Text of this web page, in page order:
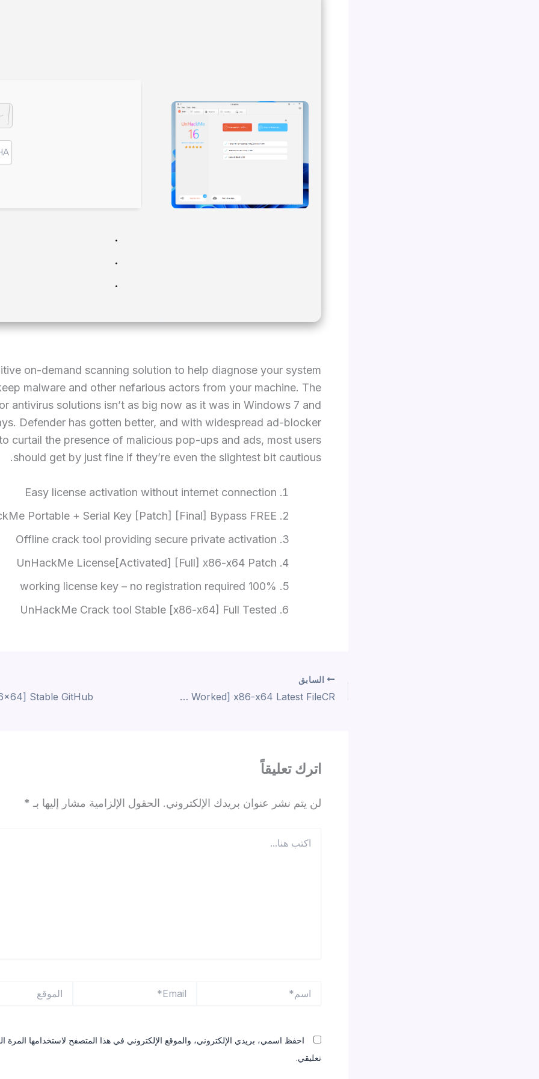
on-demand scanning solution to help diagnose your system
malware and other nefarious actors from your machine. The
antivirus solutions isn’t as big now as it was in Windows 7 and
Defender has gotten better, and with widespread ad-blocker
curtail the presence of malicious pop-ups and ads, most users
should get by just fine if they’re even the slightest bit cautious.
Easy license activation without internet connection
Portable + Serial Key [Patch] [Final] Bypass FREE
Offline crack tool providing secure private activation
UnHackMe License[Activated] [Full] x86-x64 Patch
100% working license key – no registration required
UnHackMe Crack tool Stable [x86-x64] Full Tested
السابق
Microsoft Word Pre-Activated [100% Worked] x86-x64 Latest FileCR
اترك تعليقاً
لن يتم نشر عنوان بريدك الإلكتروني. الحقول الإلزامية مشار إليها بـ *
هنا...
احفظ اسمي، بريدي الإلكتروني، والموقع الإلكتروني في هذا المتصفح لاستخدامها المرة
تعليقي.